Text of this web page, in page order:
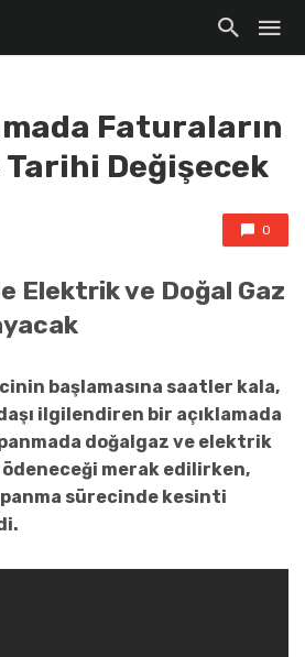
Faturaların
Tarihi Değişecek
0
Elektrik ve Doğal Gaz
başlamasına saatler kala,
ilgilendiren bir açıklamada
doğalgaz ve elektrik
ödeneceği merak edilirken,
sürecinde kesinti